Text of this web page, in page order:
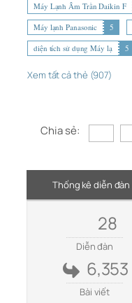
Máy Lạnh Âm Trần Daikin F
Máy lạnh Panasonic
5
diện tích sử dụng Máy lạ
5
Xem tất cả thẻ (907)
Chia sẻ:
Thống kê diễn đàn
28
Diễn đàn
6,353
Bài viết